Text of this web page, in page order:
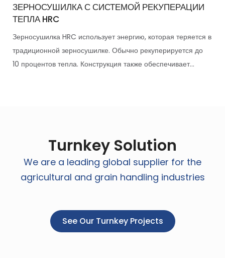
ЗЕРНОСУШИЛКА С СИСТЕМОЙ РЕКУПЕРАЦИИ
ТЕПЛА HRC
Зерносушилка HRC использует энергию, которая теряется в
традиционной зерносушилке. Обычно рекуперируется до
10 процентов тепла. Конструкция также обеспечивает...
Turnkey Solution
We are a leading global supplier for the
agricultural and grain handling industries
See Our Turnkey Projects